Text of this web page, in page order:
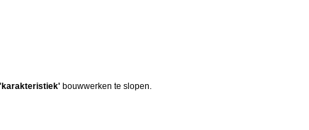
'karakteristiek' bouwwerken te slopen.